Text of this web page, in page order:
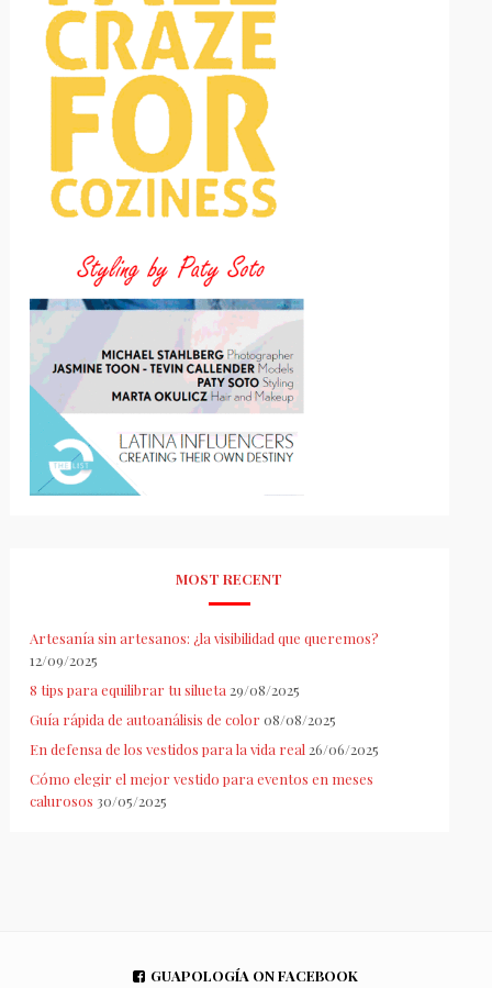
MOST RECENT
Artesanía sin artesanos: ¿la visibilidad que queremos?
12/09/2025
8 tips para equilibrar tu silueta 29/08/2025
Guía rápida de autoanálisis de color 08/08/2025
En defensa de los vestidos para la vida real 26/06/2025
Cómo elegir el mejor vestido para eventos en meses
calurosos 30/05/2025
GUAPOLOGÍA ON FACEBOOK